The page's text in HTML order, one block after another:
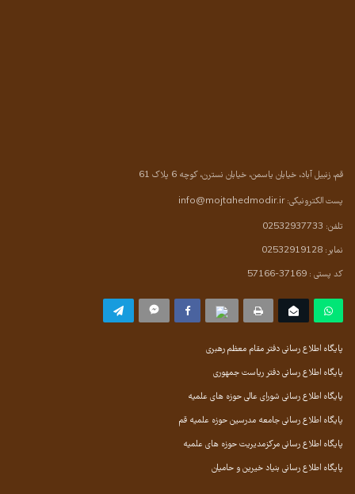
قم، زنبیل آباد، خیابان یاسمن، خیابان نسترن، کوچه 6 پلاک 61
پست الکترونیکی:info@mojtahedmodir.ir
تلفن: 02532937733
نمابر: 02532919128
کد پستی : 37169-57166
پایگاه اطلاع رسانی دفتر مقام معظم رهبری
پایگاه اطلاع رسانی دفتر ریاست جمهوری
پایگاه اطلاع رسانی شورای عالی حوزه های علمیه
پایگاه اطلاع رسانی جامعه مدرسین حوزه علمیه قم
پایگاه اطلاع رسانی مرکزمدیریت حوزه های علمیه
پایگاه اطلاع رسانی بنیاد خیرین و حامیان